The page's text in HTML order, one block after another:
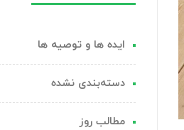
ایده ها و توصیه ها
دسته‌بندی نشده
مطالب روز